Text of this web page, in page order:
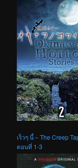
เร็วๆ นี้ – The Creep
ตอนที่ 1-3